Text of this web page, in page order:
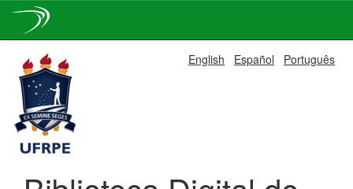
navigation
English Español Português